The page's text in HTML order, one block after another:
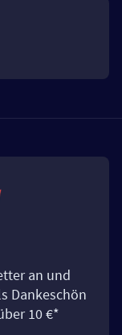
an und
Dankeschön
10 €*